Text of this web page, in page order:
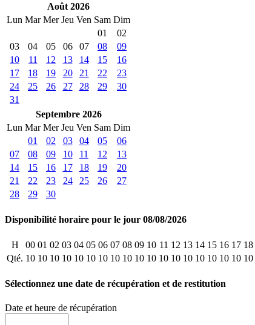
Août 2026
Lun Mar Mer Jeu Ven Sam Dim
01
02
03
04 05 06 07 08
09
10
11 12 13 14 15
16
17
18 19 20 21 22
23
24
25 26 27 28 29
30
31
Septembre 2026
Lun Mar Mer Jeu Ven Sam Dim
01
02 03 04 05
06
07
08 09 10 11 12
13
14
15 16 17 18 19
20
21
22 23 24 25 26
27
28
29 30
Disponibilité horaire pour le jour 08/08/2026
H 00 01 02 03 04 05 06 07 08 09 10 11 12 13 14 15 16 17 18
Qté. 10 10 10 10 10 10 10 10 10 10 10 10 10 10 10 10 10 10 10
Sélectionnez une date de récupération et de restitution
Date et heure de récupération